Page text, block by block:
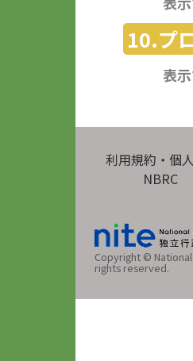
10.プ
表
利用規約・個
NBRC
Copyright ©
rights reserved.